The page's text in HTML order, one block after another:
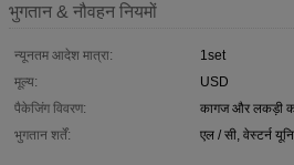
भुगतान & नौवहन नियमों
न्यूनतम आदेश मात्रा:
1set
मूल्य:
USD
पैकेजिंग विवरण:
कागज और लकड़ी का
भुगतान शर्तें:
एल / सी, वेस्टर्न